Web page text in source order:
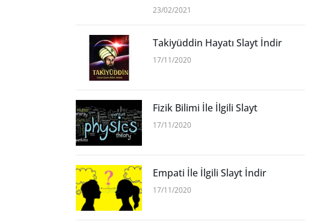
23/02/2021
Takiyüddin Hayatı Slayt İndir
17/11/2020
Fizik Bilimi İle İlgili Slayt
17/11/2020
Empati İle İlgili Slayt İndir
17/11/2020